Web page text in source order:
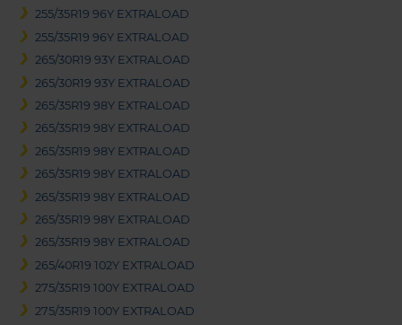
255/35R19 96Y EXTRALOAD
255/35R19 96Y EXTRALOAD
265/30R19 93Y EXTRALOAD
265/30R19 93Y EXTRALOAD
265/35R19 98Y EXTRALOAD
265/35R19 98Y EXTRALOAD
265/35R19 98Y EXTRALOAD
265/35R19 98Y EXTRALOAD
265/35R19 98Y EXTRALOAD
265/35R19 98Y EXTRALOAD
265/35R19 98Y EXTRALOAD
265/40R19 102Y EXTRALOAD
275/35R19 100Y EXTRALOAD
275/35R19 100Y EXTRALOAD